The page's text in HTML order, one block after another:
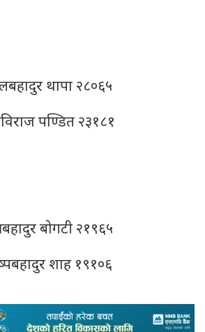
थापा २८०६५
पण्डित २३१८१
बोगटी २१९६५
शाह १९१०६